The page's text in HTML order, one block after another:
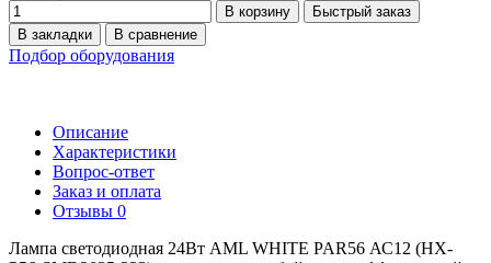
В корзину
Быстрый заказ
В закладки
В сравнение
Подбор оборудования
Описание
Характеристики
Вопрос-ответ
Заказ и оплата
Отзывы 0
Лампа светодиодная 24Вт AML WHITE PAR56 АС12 (HX-